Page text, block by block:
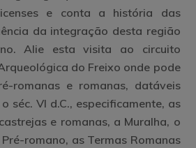
e conta a história das
da integração desta região
Alie esta visita ao circuito
do Freixo onde pode
romanas e romanas, datáveis
séc. VI d.C., especificamente, as
e romanas, a Muralha, o
romano, as Termas Romanas